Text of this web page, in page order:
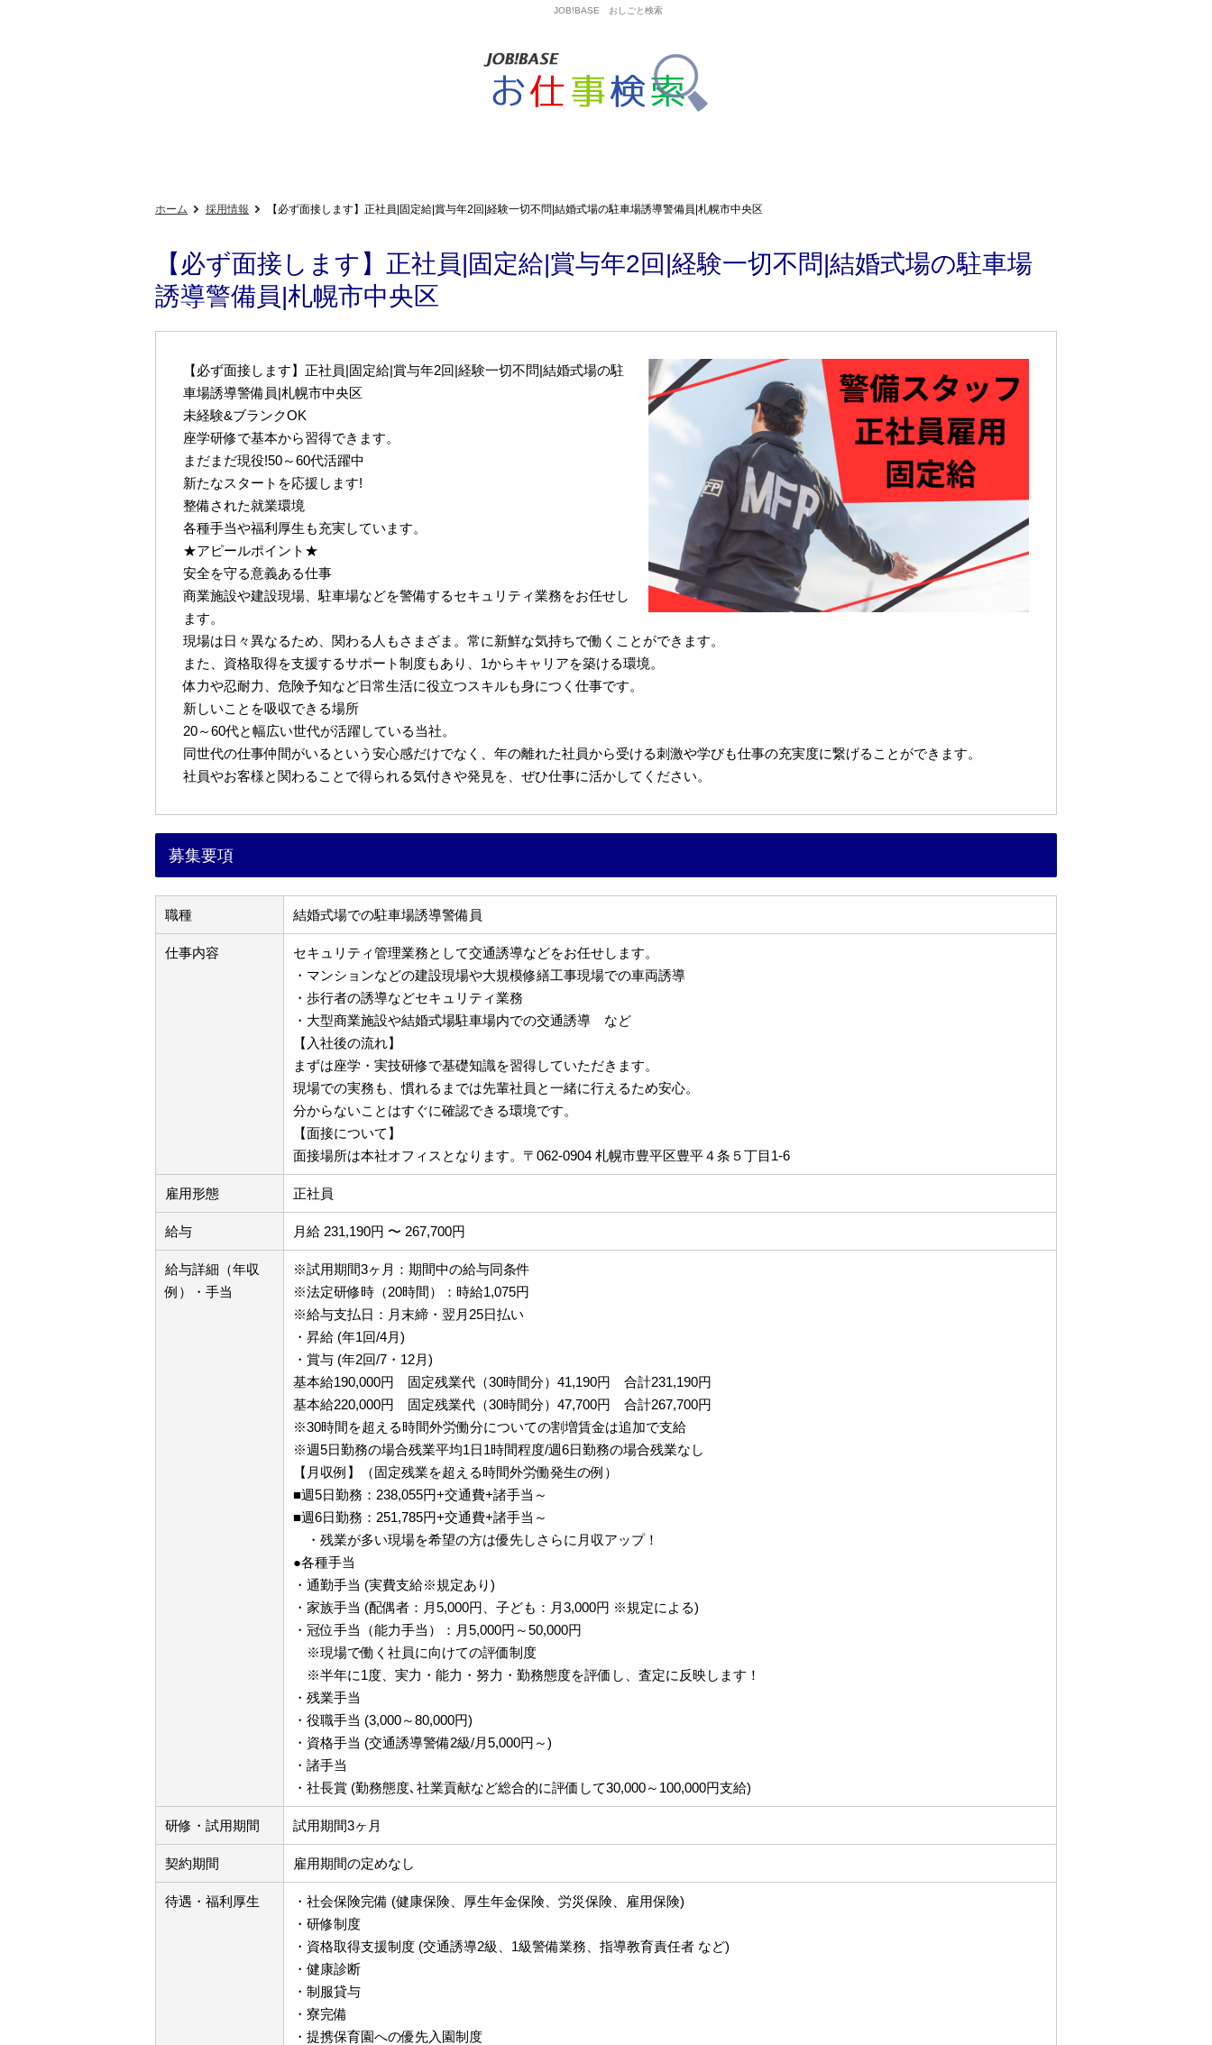
JOB!BASE おしごと検索
ホーム 採用情報 【必ず面接します】正社員|固定給|賞与年2回|経験一切不問|結婚式場の駐車場誘導警備員|札幌市中央区
【必ず面接します】正社員|固定給|賞与年2回|経験一切不問|結婚式場の駐車場
誘導警備員|札幌市中央区
【必ず面接します】正社員|固定給|賞与年2回|経験一切不問|結婚式場の駐
車場誘導警備員|札幌市中央区
未経験&ブランクOK
座学研修で基本から習得できます。
まだまだ現役!50～60代活躍中
新たなスタートを応援します!
整備された就業環境
各種手当や福利厚生も充実しています。
★アピールポイント★
安全を守る意義ある仕事
商業施設や建設現場、駐車場などを警備するセキュリティ業務をお任せし
ます。
現場は日々異なるため、関わる人もさまざま。常に新鮮な気持ちで働くことができます。
また、資格取得を支援するサポート制度もあり、1からキャリアを築ける環境。
体力や忍耐力、危険予知など日常生活に役立つスキルも身につく仕事です。
新しいことを吸収できる場所
20～60代と幅広い世代が活躍している当社。
同世代の仕事仲間がいるという安心感だけでなく、年の離れた社員から受ける刺激や学びも仕事の充実度に繋げることができます。
社員やお客様と関わることで得られる気付きや発見を、ぜひ仕事に活かしてください。
募集要項
職種 結婚式場での駐車場誘導警備員
仕事内容
セキュリティ管理業務として交通誘導などをお任せします。
・マンションなどの建設現場や大規模修繕工事現場での車両誘導
・歩行者の誘導などセキュリティ業務
・大型商業施設や結婚式場駐車場内での交通誘導 など
【入社後の流れ】
まずは座学・実技研修で基礎知識を習得していただきます。
現場での実務も、慣れるまでは先輩社員と一緒に行えるため安心。
分からないことはすぐに確認できる環境です。
【面接について】
面接場所は本社オフィスとなります。〒062-0904 札幌市豊平区豊平４条５丁目1-6
雇用形態 正社員
給与 月給 231,190円 〜 267,700円
給与詳細（年収
例）・手当
※試用期間3ヶ月：期間中の給与同条件
※法定研修時（20時間）：時給1,075円
※給与支払日：月末締・翌月25日払い
・昇給 (年1回/4月)
・賞与 (年2回/7・12月)
基本給190,000円 固定残業代（30時間分）41,190円 合計231,190円
基本給220,000円 固定残業代（30時間分）47,700円 合計267,700円
※30時間を超える時間外労働分についての割増賃金は追加で支給
※週5日勤務の場合残業平均1日1時間程度/週6日勤務の場合残業なし
【月収例】（固定残業を超える時間外労働発生の例）
■週5日勤務：238,055円+交通費+諸手当～
■週6日勤務：251,785円+交通費+諸手当～
・残業が多い現場を希望の方は優先しさらに月収アップ！
●各種手当
・通勤手当 (実費支給※規定あり)
・家族手当 (配偶者：月5,000円、子ども：月3,000円 ※規定による)
・冠位手当（能力手当）：月5,000円～50,000円
※現場で働く社員に向けての評価制度
※半年に1度、実力・能力・努力・勤務態度を評価し、査定に反映します！
・残業手当
・役職手当 (3,000～80,000円)
・資格手当 (交通誘導警備2級/月5,000円～)
・諸手当
・社長賞 (勤務態度､社業貢献など総合的に評価して30,000～100,000円支給)
研修・試用期間 試用期間3ヶ月
契約期間 雇用期間の定めなし
待遇・福利厚生
・社会保険完備 (健康保険、厚生年金保険、労災保険、雇用保険)
・研修制度
・資格取得支援制度 (交通誘導2級、1級警備業務、指導教育責任者 など)
・健康診断
・制服貸与
・寮完備
・提携保育園への優先入園制度